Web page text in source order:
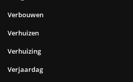
Verbouwen
Verhuizen
Verhuizing
Verjaardag